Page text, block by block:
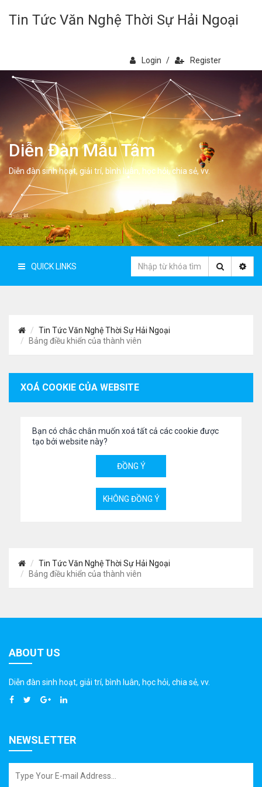
Tin Tức Văn Nghệ Thời Sự Hải Ngoại
Login / Register
Diễn Đàn Mẫu Tâm
Diễn đàn sinh hoạt, giải trí, bình luân, học hỏi, chia sẻ, vv.
QUICK LINKS
Tin Tức Văn Nghệ Thời Sự Hải Ngoại
Bảng điều khiển của thành viên
XOÁ COOKIE CỦA WEBSITE
Bạn có chắc chắn muốn xoá tất cả các cookie được
tạo bởi website này?
Tin Tức Văn Nghệ Thời Sự Hải Ngoại
Bảng điều khiển của thành viên
ABOUT US
Diễn đàn sinh hoạt, giải trí, bình luân, học hỏi, chia sẻ, vv.
NEWSLETTER